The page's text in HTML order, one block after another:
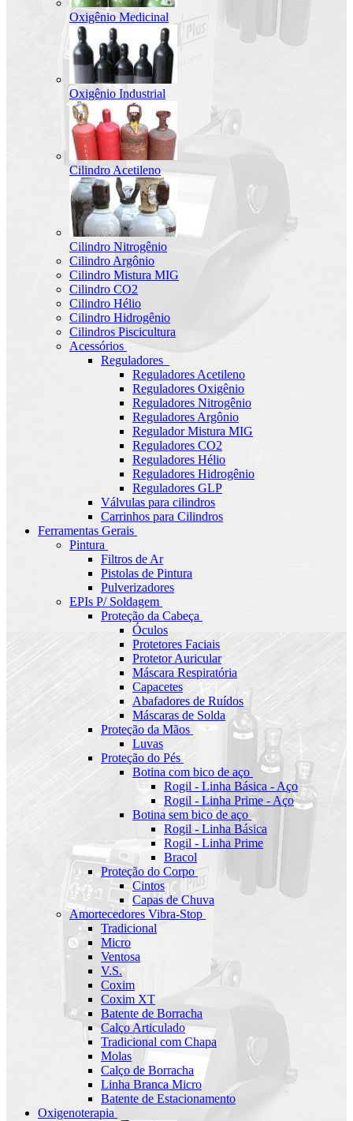
Oxigênio Medicinal
Oxigênio Industrial
Cilindro Acetileno
Cilindro Nitrogênio
Cilindro Argônio
Cilindro Mistura MIG
Cilindro CO2
Cilindro Hélio
Cilindro Hidrogênio
Cilindros Piscicultura
Acessórios
Reguladores
Reguladores Acetileno
Reguladores Oxigênio
Reguladores Nitrogênio
Reguladores Argônio
Regulador Mistura MIG
Reguladores CO2
Reguladores Hélio
Reguladores Hidrogênio
Reguladores GLP
Válvulas para cilindros
Carrinhos para Cilindros
Ferramentas Gerais
Pintura
Filtros de Ar
Pistolas de Pintura
Pulverizadores
EPIs P/ Soldagem
Proteção da Cabeça
Óculos
Protetores Faciais
Protetor Auricular
Máscara Respiratória
Capacetes
Abafadores de Ruídos
Máscaras de Solda
Proteção da Mãos
Luvas
Proteção do Pés
Botina com bico de aço
Rogil - Linha Básica - Aço
Rogil - Linha Prime - Aço
Botina sem bico de aço
Rogil - Linha Básica
Rogil - Linha Prime
Bracol
Proteção do Corpo
Cintos
Capas de Chuva
Amortecedores Vibra-Stop
Tradicional
Micro
Ventosa
V.S.
Coxim
Coxim XT
Batente de Borracha
Calço Articulado
Tradicional com Chapa
Molas
Calço de Borracha
Linha Branca Micro
Batente de Estacionamento
Oxigenoterapia